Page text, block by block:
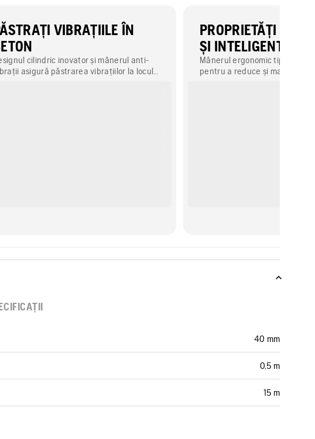
VIBRAȚIILE ÎN
cilindric inovator și mânerul anti-
asigură păstrarea vibrațiilor la locul
PROPRIETĂȚI
ȘI INTELIGENTE
Mânerul ergonomic tip pistol
pentru a reduce și mai mult
40 mm
0,5 m
15 m